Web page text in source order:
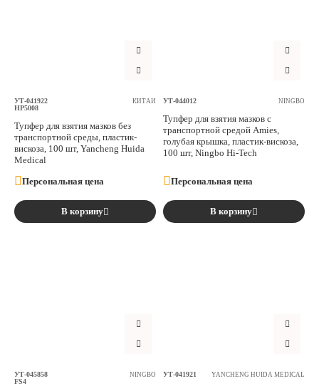
Шовный материал
УТ-041922
НР5008
КИТАЙ
Тупфер для взятия мазков без
транспортной среды, пластик-
вискоза, 100 шт, Yancheng Huida
Medical
Персональная цена
В корзину
УТ-044012 NINGBO
Тупфер для взятия мазков с
транспортной средой Amies,
голубая крышка, пластик-вискоза,
100 шт, Ningbo Hi-Tech
Персональная цена
В корзину
УТ-045858
FS4
NINGBO УТ-041921 YANCHENG HUIDA MEDICAL